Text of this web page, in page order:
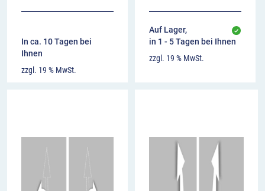
In ca. 10 Tagen bei
Ihnen
zzgl. 19 % MwSt.
Auf Lager,
in 1 - 5 Tagen bei Ihnen
zzgl. 19 % MwSt.